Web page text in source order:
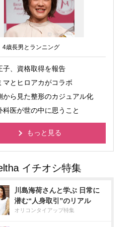
4歳長男とランニング
子、資格取得を報告
マとヒロアカがコラボ
から見た整形のカジュアル化
科医が世の中に思うこと
もっと見る
川島海荷さんと学ぶ 日常に
潜む“人身取引”のリアル
オリコンタイアップ特集